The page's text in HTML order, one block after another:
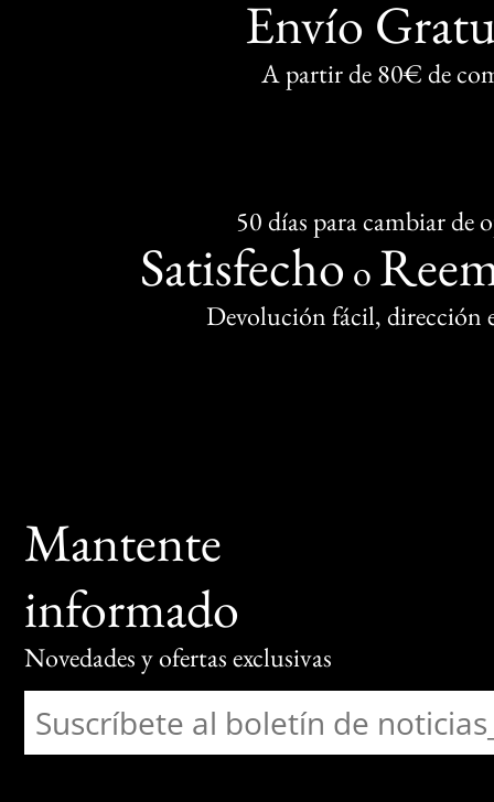
Envío
A partir de 80€ de
50 días para cambiar de
Satisfecho o
Devolución fácil, dirección
Mantente
informado
Novedades y ofertas exclusivas